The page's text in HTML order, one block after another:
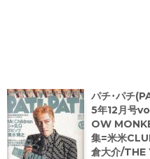
パチ･パチ
5年12月号
OW
集=米米
倉大介/